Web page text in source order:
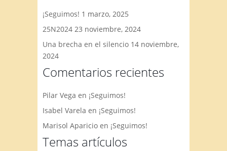
¡Seguimos! 1 marzo, 2025
25N2024 23 noviembre, 2024
Una brecha en el silencio 14 noviembre,
2024
Comentarios recientes
Pilar Vega en ¡Seguimos!
Isabel Varela en ¡Seguimos!
Marisol Aparicio en ¡Seguimos!
Temas artículos